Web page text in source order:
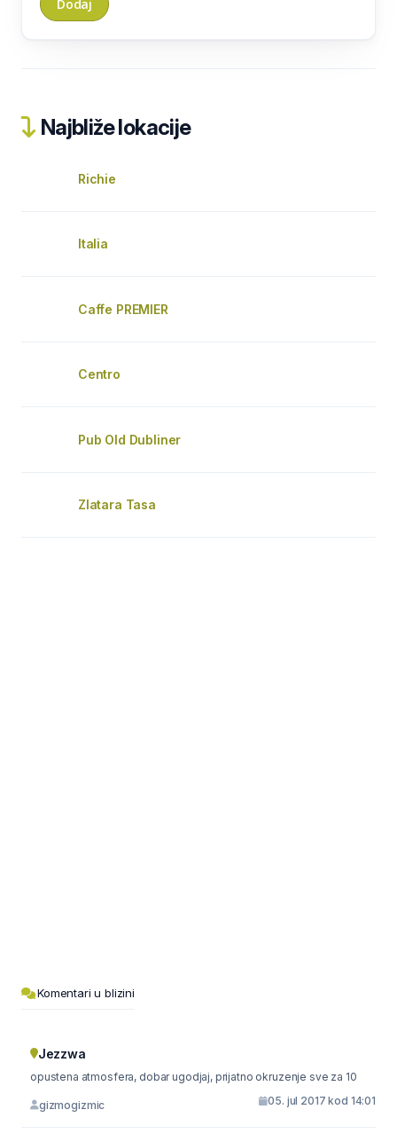
Najbliže lokacije
Richie
Italia
Caffe PREMIER
Centro
Pub Old Dubliner
Zlatara Tasa
Komentari u blizini
Jezzwa
opustena atmosfera, dobar ugodjaj, prijatno okruzenje sve za 10
gizmogizmic 05. jul 2017 kod 14:01